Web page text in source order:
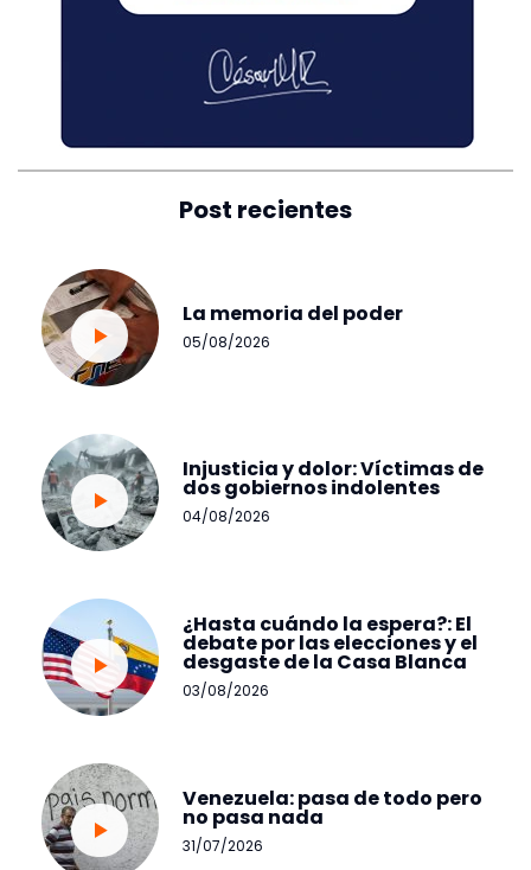
Post recientes
La memoria del poder
05/08/2026
Injusticia y dolor: Víctimas de
dos gobiernos indolentes
04/08/2026
¿Hasta cuándo la espera?: El
debate por las elecciones y el
desgaste de la Casa Blanca
03/08/2026
Venezuela: pasa de todo pero
no pasa nada
31/07/2026